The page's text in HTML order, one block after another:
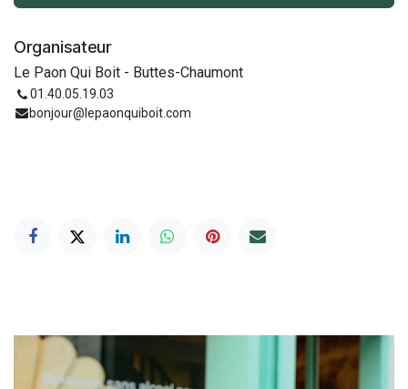
Organisateur
Le Paon Qui Boit - Buttes-Chaumont
01.40.05.19.03
bonjour@lepaonquiboit.com